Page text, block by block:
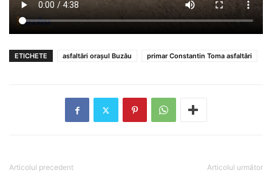
ETICHETE asfaltări orașul Buzău primar Constantin Toma asfaltări
Articolul precedent Articolul următor